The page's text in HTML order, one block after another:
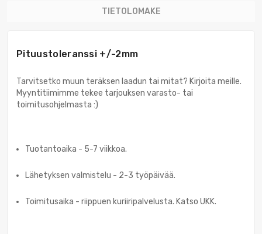
TIETOLOMAKE
Pituustoleranssi +/-2mm
Tarvitsetko muun teräksen laadun tai mitat? Kirjoita meille.
Myyntitiimimme tekee tarjouksen varasto- tai
toimitusohjelmasta :)
Tuotantoaika - 5-7 viikkoa.
Lähetyksen valmistelu - 2-3 työpäivää.
Toimitusaika - riippuen kuriiripalvelusta. Katso UKK.